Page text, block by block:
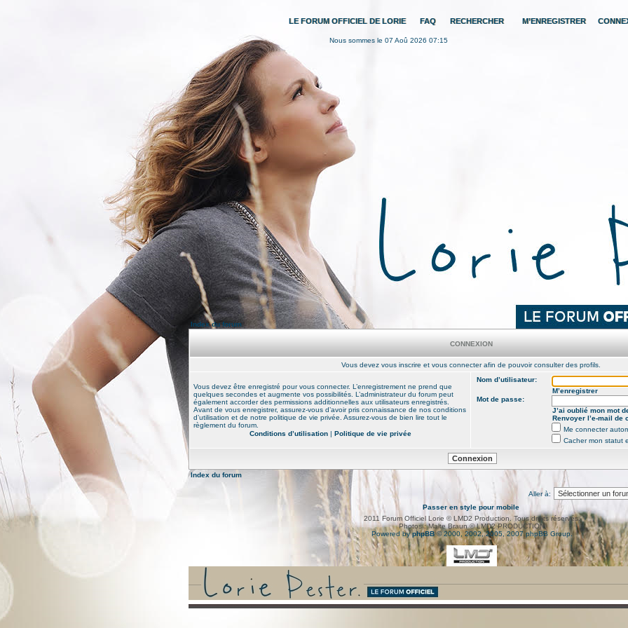
LE FORUM OFFICIEL DE LORIE FAQ RECHERCHER M’ENREGISTRER
Nous sommes le 07 Aoû 2026 07:15
Index du forum
CONNEXION
Vous devez vous inscrire et vous connecter afin de pouvoir consulter des profils.
Vous devez être enregistré pour vous connecter. L’enregistrement ne prend que
quelques secondes et augmente vos possibilités. L’administrateur du forum peut
également accorder des permissions additionnelles aux utilisateurs enregistrés.
Avant de vous enregistrer, assurez-vous d’avoir pris connaissance de nos conditions
d’utilisation et de notre politique de vie privée. Assurez-vous de bien lire tout le
règlement du forum.
Conditions d’utilisation| Politique de vie privée
Nom d’utilisateur:
M’enregistrer
Mot de passe:
J’ai oublié mon mot
Renvoyer l’e-mail de
Me connecter
Cacher mon statut
Index du forum
Aller à:
Passer en style pour mobile
2011 Forum Officiel Lorie © LMD2 Production. Tous droits réservés.
Photos : Malte Braun © LMD2 PRODUCTION
Powered byphpBB© 2000, 2002, 2005, 2007 phpBB Group.